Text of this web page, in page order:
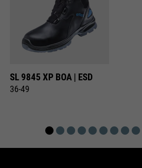
SL 9845 XP BOA | ESD
36-49